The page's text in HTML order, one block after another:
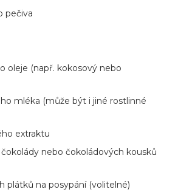
pečiva
oleje (např. kokosový nebo
mléka (může být i jiné rostlinné
extraktu
nebo čokoládových kousků
plátků na posypání (volitelné)